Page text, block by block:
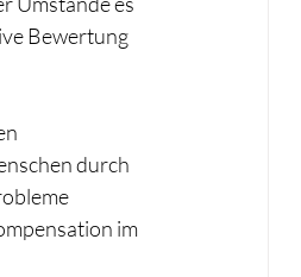
Bewertung
durch
im